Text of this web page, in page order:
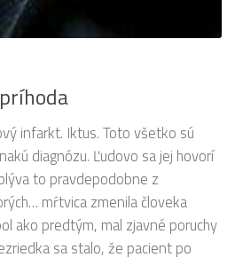
infarkt. Iktus. Toto všetko sú
diagnózu. Ľudovo sa jej hovorí
to pravdepodobne z
mŕtvica zmenila človeka
ako predtým, mal zjavné poruchy
sa stalo, že pacient po